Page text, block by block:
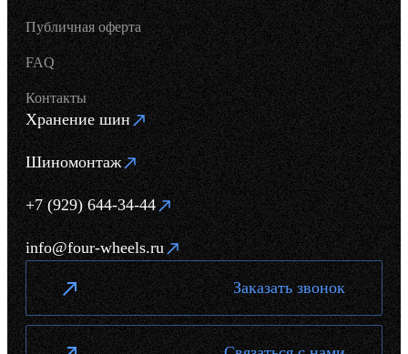
Публичная оферта
FAQ
Контакты
Хранение шин
Шиномонтаж
+7 (929) 644-34-44
info@four-wheels.ru
Заказать звонок